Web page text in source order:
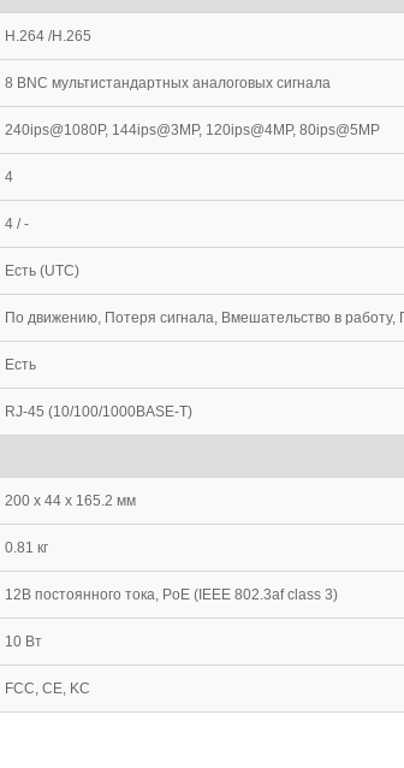
H.264 /H.265
8 BNC мультистандартных аналоговых сигнала
240ips@1080P, 144ips@3MP, 120ips@4MP, 80ips@5MP
4
4 / -
Есть (UTC)
По движению, Потеря сигнала, Вмешательство в работу,
Есть
RJ-45 (10/100/1000BASE-T)
200 x 44 x 165.2 мм
0.81 кг
12В постоянного тока, PoE (IEEE 802.3af class 3)
10 Вт
FCC, CE, KC